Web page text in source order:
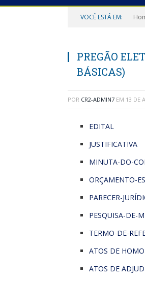
VOCÊ ESTÁ EM:
PREGÃO
BÁSICAS)
POR CR2-ADMIN7 EM 13 DE
EDITAL
JUSTIFICATIVA
MINUTA-DO-
ORÇAMENTO-
PARECER-
PESQUISA-DE-
TERMO-DE-
ATOS DE
ATOS DE